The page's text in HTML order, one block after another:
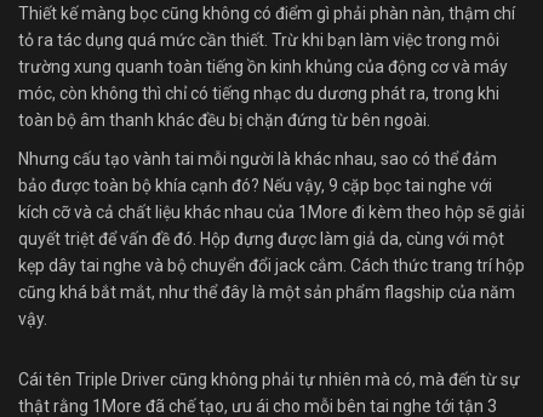
Thiết kế màng bọc cũng không có điểm gì phải phàn nàn, thậm chí
tỏ ra tác dụng quá mức cần thiết. Trừ khi bạn làm việc trong môi
trường xung quanh toàn tiếng ồn kinh khủng của động cơ và máy
móc, còn không thì chỉ có tiếng nhạc du dương phát ra, trong khi
toàn bộ âm thanh khác đều bị chặn đứng từ bên ngoài.
Nhưng cấu tạo vành tai mỗi người là khác nhau, sao có thể đảm
bảo được toàn bộ khía cạnh đó? Nếu vậy, 9 cặp bọc tai nghe với
kích cỡ và cả chất liệu khác nhau của 1More đi kèm theo hộp sẽ giải
quyết triệt để vấn đề đó. Hộp đựng được làm giả da, cùng với một
kẹp dây tai nghe và bộ chuyển đổi jack cắm. Cách thức trang trí hộp
cũng khá bắt mắt, như thể đây là một sản phẩm flagship của năm
vậy.
Cái tên Triple Driver cũng không phải tự nhiên mà có, mà đến từ sự
thật rằng 1More đã chế tạo, ưu ái cho mỗi bên tai nghe tới tận 3